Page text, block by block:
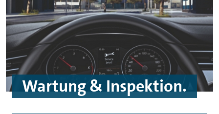
Wartung & Inspektion.